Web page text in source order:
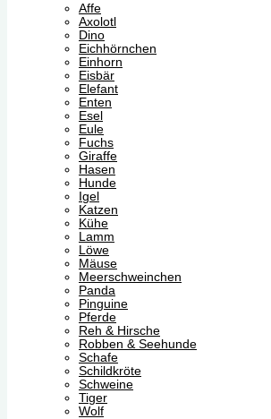
Affe
Axolotl
Dino
Eichhörnchen
Einhorn
Eisbär
Elefant
Enten
Esel
Eule
Fuchs
Giraffe
Hasen
Hunde
Igel
Katzen
Kühe
Lamm
Löwe
Mäuse
Meerschweinchen
Panda
Pinguine
Pferde
Reh & Hirsche
Robben & Seehunde
Schafe
Schildkröte
Schweine
Tiger
Wolf